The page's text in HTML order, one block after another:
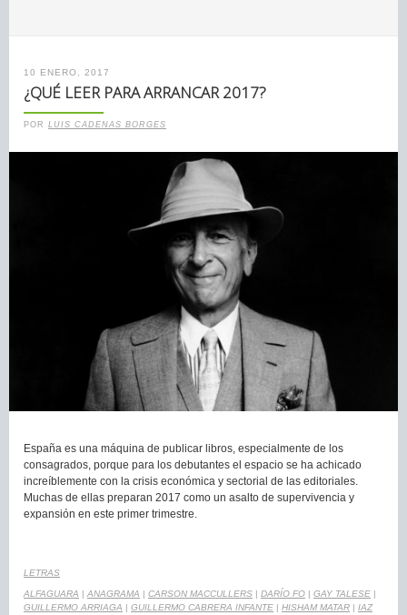
10 ENERO, 2017
¿QUÉ LEER PARA ARRANCAR 2017?
POR LUIS CADENAS BORGES
España es una máquina de publicar libros, especialmente de los
consagrados, porque para los debutantes el espacio se ha achicado
increíblemente con la crisis económica y sectorial de las editoriales.
Muchas de ellas preparan 2017 como un asalto de supervivencia y
expansión en este primer trimestre.
LETRAS
ALFAGUARA ANAGRAMA CARSON MACCULLERS DARÍO FO GAY TALESE
GUILLERMO ARRIAGA
GUILLERMO CABRERA INFANTE HISHAM MATAR
IAZ